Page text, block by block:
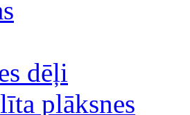
dēļi
plāksnes